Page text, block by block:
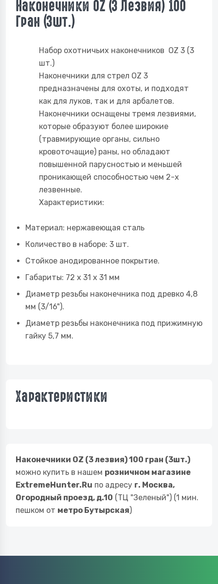
Наконечники OZ (3 Лезвия) 100
Гран (3шт.)
Набор охотничьих наконечников OZ 3 (3
шт.)
Наконечники для стрел OZ 3
предназначены для охоты, и подходят
как для луков, так и для арбалетов.
Наконечники оснащены тремя лезвиями,
которые образуют более широкие
(травмирующие органы, сильно
кровоточащие) раны, но обладают
повышенной парусностью и меньшей
проникающей способностью чем 2-х
лезвенные.
Характеристики:
Материал: нержавеющая сталь
Количество в наборе: 3 шт.
Стойкое анодированное покрытие.
Габариты: 72 x 31 x 31 мм
Диаметр резьбы наконечника под древко 4,8
мм (3/16").
Диаметр резьбы наконечника под прижимную
гайку 5,7 мм.
Характеристики
Наконечники OZ (3 лезвия) 100 гран (3шт.)
можно купить в нашем розничном магазине
ExtremeHunter.Ru по адресу г. Москва,
Огородный проезд, д.10 (ТЦ "Зеленый") (1 мин.
пешком от метро Бутырская)